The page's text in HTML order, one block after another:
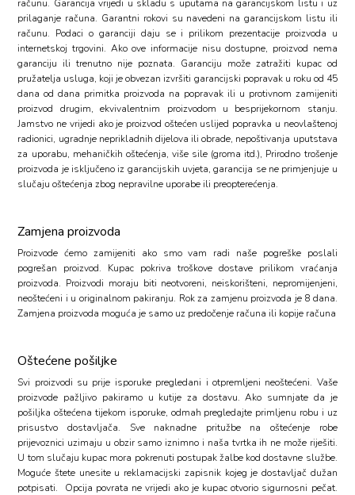
računu. Garancija vrijedi u skladu s uputama na garancijskom listu i uz
prilaganje računa. Garantni rokovi su navedeni na garancijskom listu ili
računu. Podaci o garanciji daju se i prilikom prezentacije proizvoda u
internetskoj trgovini. Ako ove informacije nisu dostupne, proizvod nema
garanciju ili trenutno nije poznata. Garanciju može zatražiti kupac od
pružatelja usluga, koji je obvezan izvršiti garancijski popravak u roku od 45
dana od dana primitka proizvoda na popravak ili u protivnom zamijeniti
proizvod drugim, ekvivalentnim proizvodom u besprijekornom stanju.
Jamstvo ne vrijedi ako je proizvod oštećen uslijed popravka u neovlaštenoj
radionici, ugradnje neprikladnih dijelova ili obrade, nepoštivanja uputstava
za uporabu, mehaničkih oštećenja, više sile (groma itd.), Prirodno trošenje
proizvoda je isključeno iz garancijskih uvjeta, garancija se ne primjenjuje u
slučaju oštećenja zbog nepravilne uporabe ili preopterećenja.
Zamjena proizvoda
Proizvode ćemo zamijeniti ako smo vam radi naše pogreške poslali
pogrešan proizvod. Kupac pokriva troškove dostave prilikom vraćanja
proizvoda. Proizvodi moraju biti neotvoreni, neiskorišteni, nepromijenjeni,
neoštećeni i u originalnom pakiranju. Rok za zamjenu proizvoda je 8 dana.
Zamjena proizvoda moguća je samo uz predočenje računa ili kopije računa
Oštećene pošiljke
Svi proizvodi su prije isporuke pregledani i otpremljeni neoštećeni. Vaše
proizvode pažljivo pakiramo u kutije za dostavu. Ako sumnjate da je
pošiljka oštećena tijekom isporuke, odmah pregledajte primljenu robu i uz
prisustvo dostavljača. Sve naknadne pritužbe na oštećenje robe
prijevoznici uzimaju u obzir samo iznimno i naša tvrtka ih ne može riješiti.
U tom slučaju kupac mora pokrenuti postupak žalbe kod dostavne službe.
Moguće štete unesite u reklamacijski zapisnik kojeg je dostavljač dužan
potpisati. Opcija povrata ne vrijedi ako je kupac otvorio sigurnosni pečat.